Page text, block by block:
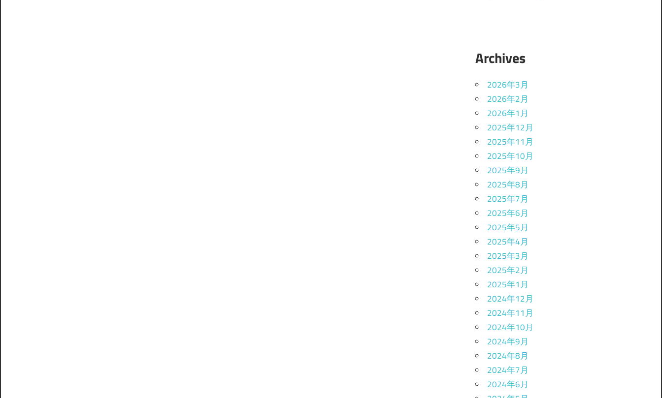
Archives
2026年3月
2026年2月
2026年1月
2025年12月
2025年11月
2025年10月
2025年9月
2025年8月
2025年7月
2025年6月
2025年5月
2025年4月
2025年3月
2025年2月
2025年1月
2024年12月
2024年11月
2024年10月
2024年9月
2024年8月
2024年7月
2024年6月